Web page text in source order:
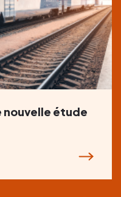
nouvelle étude